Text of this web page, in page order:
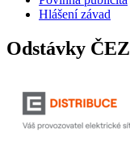
Hlášení závad
Odstávky ČEZ